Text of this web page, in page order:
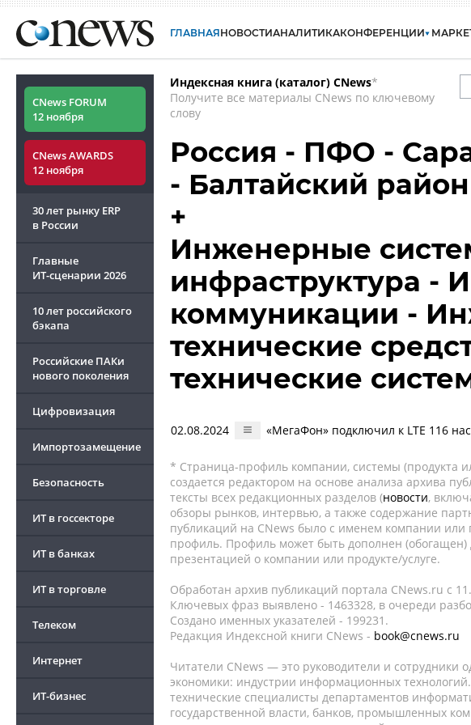
ГЛАВНАЯНОВОСТИАНАЛИТИКАКОНФЕРЕНЦИИ
CNews FORUM
12 ноября
CNews AWARDS
12 ноября
30 лет рынку ERP
в России
Главные
ИТ-сценарии 2026
10 лет российского
бэкапа
Российские ПАКи
нового поколения
Цифровизация
Импортозамещение
Безопасность
ИТ в госсекторе
ИТ в банках
ИТ в торговле
Телеком
Интернет
ИТ-бизнес
Индексная книга (каталог) CNews*
Получите все материалы CNews по ключевому
слову
Россия - ПФО -
- Балтайский район
+
Инженерные
инфраструктура -
коммуникации -
технические
технические
02.08.2024 «МегаФон» подключил к LTE 116
* Страница-профиль компании, системы (продукта
создается редактором на основе анализа архива
тексты всех редакционных разделов (новости,
обзоры рынков, интервью, а также содержание
публикаций на CNews было с именем компании или
профиль. Профиль может быть дополнен
презентацией о компании или продукте/услуге.
Обработан архив публикаций портала CNews.ru c
Ключевых фраз выявлено - 1463328, в очереди
Создано именных указателей - 199231.
Редакция Индексной книги CNews - book@cnews.ru
Читатели CNews — это руководители и сотрудники
экономики: индустрии информационных
технические специалисты департаментов
государственной власти, банков, промышленных